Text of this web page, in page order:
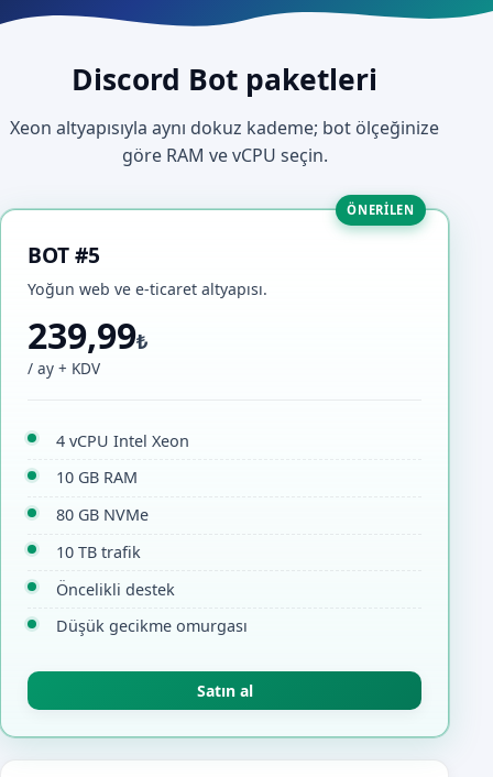
Discord Bot paketleri
Xeon altyapısıyla aynı dokuz kademe; bot ölçeğinize
göre RAM ve vCPU seçin.
ÖNERILEN
BOT #5
Yoğun web ve e-ticaret altyapısı.
239,99₺
/ ay + KDV
4 vCPU Intel Xeon
10 GB RAM
80 GB NVMe
10 TB trafik
Öncelikli destek
Düşük gecikme omurgası
Satın al